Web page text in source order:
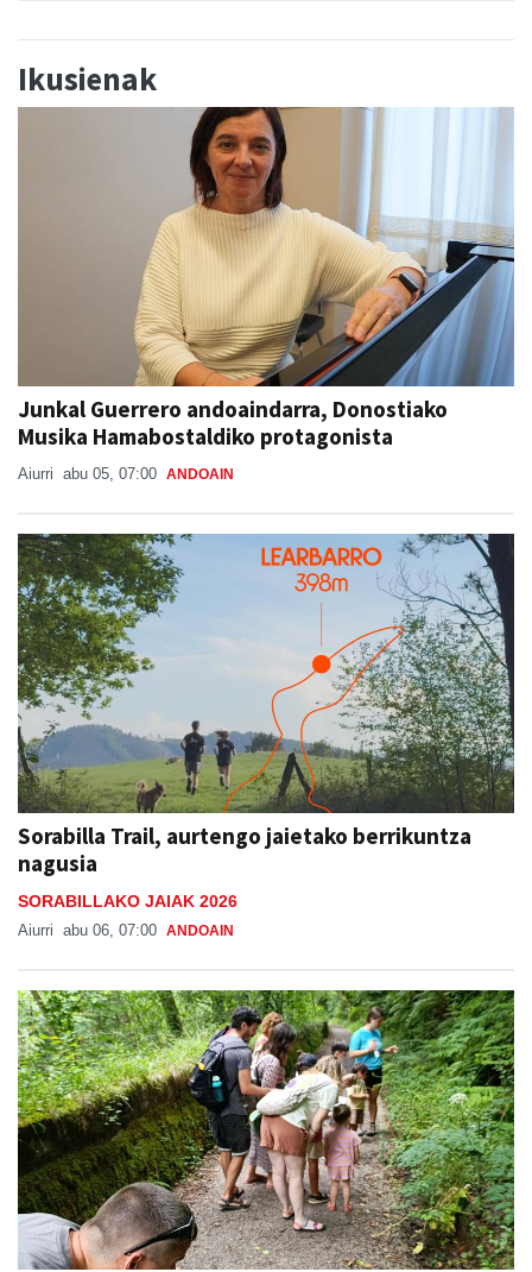
Ikusienak
Junkal Guerrero andoaindarra, Donostiako
Musika Hamabostaldiko protagonista
Aiurri abu 05, 07:00 ANDOAIN
Sorabilla Trail, aurtengo jaietako berrikuntza
nagusia
SORABILLAKO JAIAK 2026
Aiurri abu 06, 07:00 ANDOAIN